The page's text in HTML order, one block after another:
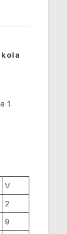
1.
V
2
9